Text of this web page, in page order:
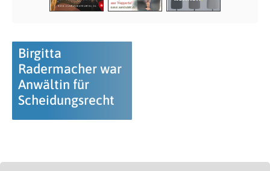
Birgitta
Radermacher war
Anwältin für
Scheidungsrecht